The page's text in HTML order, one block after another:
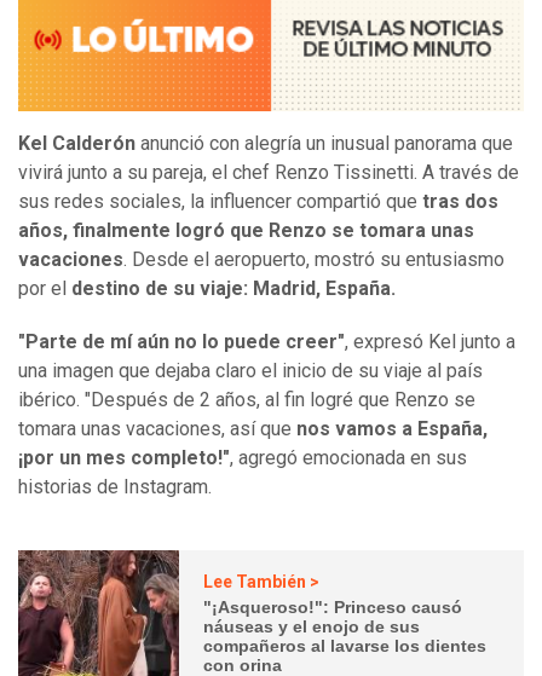
Kel Calderón anunció con alegría un inusual panorama que
vivirá junto a su pareja, el chef Renzo Tissinetti. A través de
sus redes sociales, la influencer compartió que tras dos
años, finalmente logró que Renzo se tomara unas
vacaciones. Desde el aeropuerto, mostró su entusiasmo
por el destino de su viaje: Madrid, España.
"Parte de mí aún no lo puede creer", expresó Kel junto a
una imagen que dejaba claro el inicio de su viaje al país
ibérico. "Después de 2 años, al fin logré que Renzo se
tomara unas vacaciones, así que nos vamos a España,
¡por un mes completo!", agregó emocionada en sus
historias de Instagram.
Lee También >
"¡Asqueroso!": Princeso causó
náuseas y el enojo de sus
compañeros al lavarse los dientes
con orina